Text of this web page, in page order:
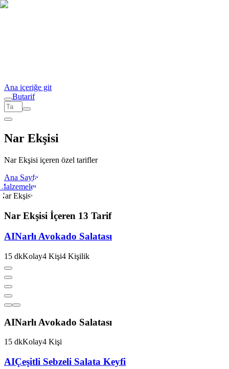
Ana içeriğe git
Butarif
Nar Ekşisi
Nar Ekşisi içeren özel tarifler
Ana Sayfa
Ekşisi
Nar Ekşisi İçeren 13 Tarif
AINarlı Avokado Salatası
15 dkKolay4 Kişi4 Kişilik
AINarlı Avokado Salatası
15 dkKolay4 Kişi
AIÇeşitli Sebzeli Salata Keyfi